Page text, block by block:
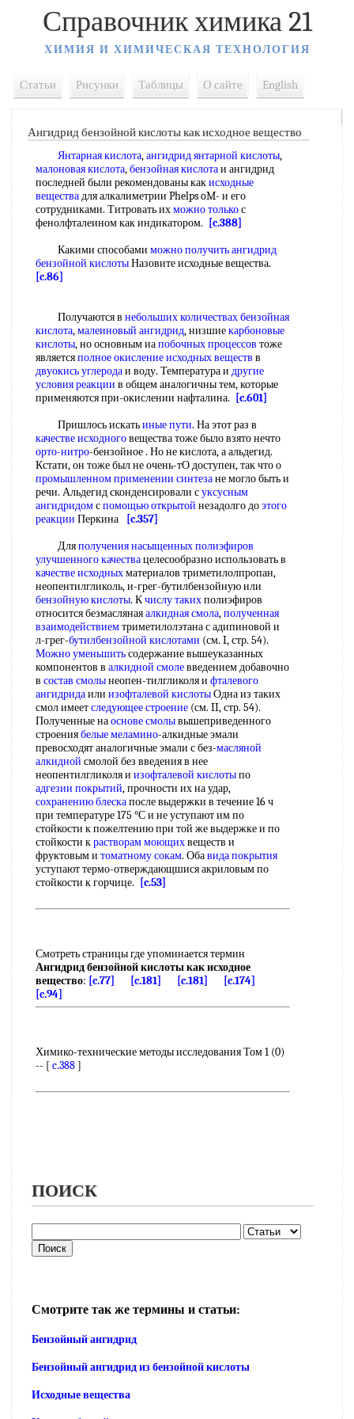
Справочник химика 21
ХИМИЯ И ХИМИЧЕСКАЯ ТЕХНОЛОГИЯ
Статьи Рисунки Таблицы О сайте English
Ангидрид бензойной кислоты как исходное вещество
Янтарная кислота,ангидрид янтарной кислоты,
малоновая кислота,бензойная кислотаи ангидрид
последней были рекомендованы какисходные
веществадля алкалиметрии Phelps oM- и его
сотрудниками. Титровать ихможно толькос
фенолфталеином как индикатором.
[c.388]
Какими способами можно получитьангидрид
бензойной кислотыНазовите исходные вещества.
[c.86]
Получаются в небольших количествахбензойная
кислота,малеиновый ангидрид, низшиекарбоновые
кислоты, но основным иапобочных процессов тоже
являетсяполное окислениеисходных веществ в
двуокись углеродаи воду. Температура и другие
условия реакции в общем аналогичны тем, которые
применяются при-окислении нафталина.
[c.601]
Пришлось искатьиные пути. На этот раз в
качестве исходноговещества тоже было взято нечто
орто-нитро-бензойное . Но не кислота, а альдегид.
Кстати, он тоже был не очень-тО доступен, так что о
промышленном применении синтезане могло быть и
речи. Альдегид сконденсировали суксусным
ангидридомспомощью открытой незадолго доэтого
реакции Перкина
[c.357]
Дляполучения насыщенных полиэфиров
улучшенного качествацелесообразно использовать в
качестве исходныхматериалов триметилолпропан,
неопентилгликоль, и-грег-бутилбензойную или
бензойную кислоты. Кчислу такихполиэфиров
относится безмаслянаяалкидная смола,полученная
взаимодействиемтриметилолэтана с адипиновой и
л-грег-бутилбензойной кислотами (см. I, стр. 54).
Можно уменьшитьсодержание вышеуказанных
компонентов в алкидной смолевведением добавочно
в состав смолынеопен-тилгликоля и фталевого
ангидридаили изофталевой кислотыОдна из таких
смол имеетследующее строение (см. II, стр. 54).
Полученные наоснове смолывышеприведенного
строениябелые меламино-алкидные эмали
превосходят аналогичные эмали с без-масляной
алкидной смолой без введения в нее
неопентилгликоля и изофталевой кислотыпо
адгезии покрытий, прочности их на удар,
сохранению блескапосле выдержки в течение 16 ч
при температуре 175 °С и не уступают им по
стойкости к пожелтению при той же выдержке и по
стойкости крастворам моющихвеществ и
фруктовым и томатному сокам. Обавида покрытия
уступают термо-отверждающшися акриловым по
стойкости к горчице.
[c.53]
Смотреть страницы где упоминается термин
Ангидрид бензойной кислоты как исходное
вещество: [c.77] [c.181] [c.181]
[c.174]
[c.94]
Химико-технические методы исследования Том 1 (0)
-- [ c.388]
ПОИСК
Смотрите так же термины и статьи:
Бензойный ангидрид
Бензойный ангидрид из бензойной кислоты
Исходные вещества